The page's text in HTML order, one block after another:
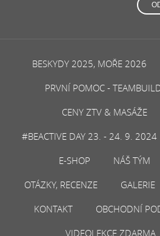
BESKYDY 2025, MOŘE 2026
PRVNÍ POMOC -
CENY ZTV & MASÁŽE
#BEACTIVE DAY 23. - 24. 9. 2024
E-SHOP
NÁŠ TÝM
OTÁZKY, RECENZE
GALERIE
KONTAKT
OBCHODNÍ
VIDEOLEKCE ZDARMA